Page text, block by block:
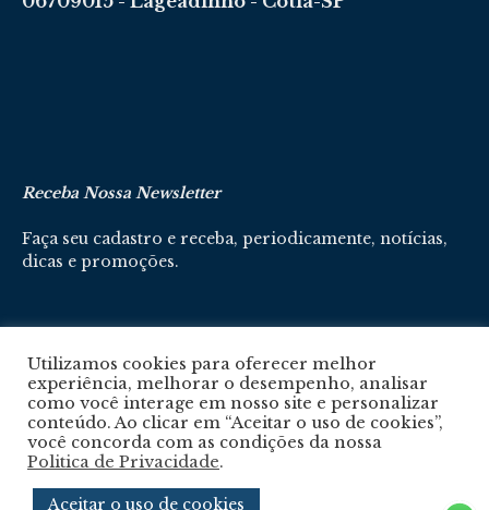
Receba Nossa Newsletter
Faça seu cadastro e receba, periodicamente, notícias,
dicas e promoções.
Cadastre-se aqui
Política De Privacidade
© 2024 © Revista Circuito. Todos os Direitos Reservados. Desenvolvido com
Utilizamos cookies para oferecer melhor
experiência, melhorar o desempenho, analisar
como você interage em nosso site e personalizar
conteúdo. Ao clicar em “Aceitar o uso de cookies”,
você concorda com as condições da nossa
Politica de Privacidade.
Aceitar o uso de cookies